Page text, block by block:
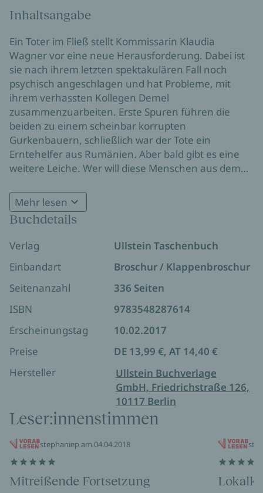
Inhaltsangabe
Ein Toter im Fließ stellt Kommissarin Klaudia
Wagner vor eine neue Herausforderung. Dabei ist
sie nach ihrem letzten spektakulären Fall noch
psychisch angeschlagen und hat Probleme, mit
ihrem verhassten Kollegen Demel
zusammenzuarbeiten. Erste Spuren führen die
beiden zu einem scheinbar korrupten
Gurkenbauern, schließlich war der Tote ein
Erntehelfer aus Rumänien. Aber bald gibt es eine
weitere Leiche. Wer will diese Menschen aus dem
Intrigen unterzugehen ...
Mehr lesen
Buchdetails
Verlag
Ullstein Taschenbuch
Einbandart
Broschur / Klappenbroschur
Seitenanzahl
336 Seiten
ISBN
9783548287614
Erscheinungstag
10.02.2017
Preise
DE 13,99 €, AT 14,40 €
Hersteller
Ullstein Buchverlage
GmbH, Friedrichstraße 126,
10117 Berlin
Leser:innenstimmen
stephaniep am 04.04.2018
Mitreißende Fortsetzung